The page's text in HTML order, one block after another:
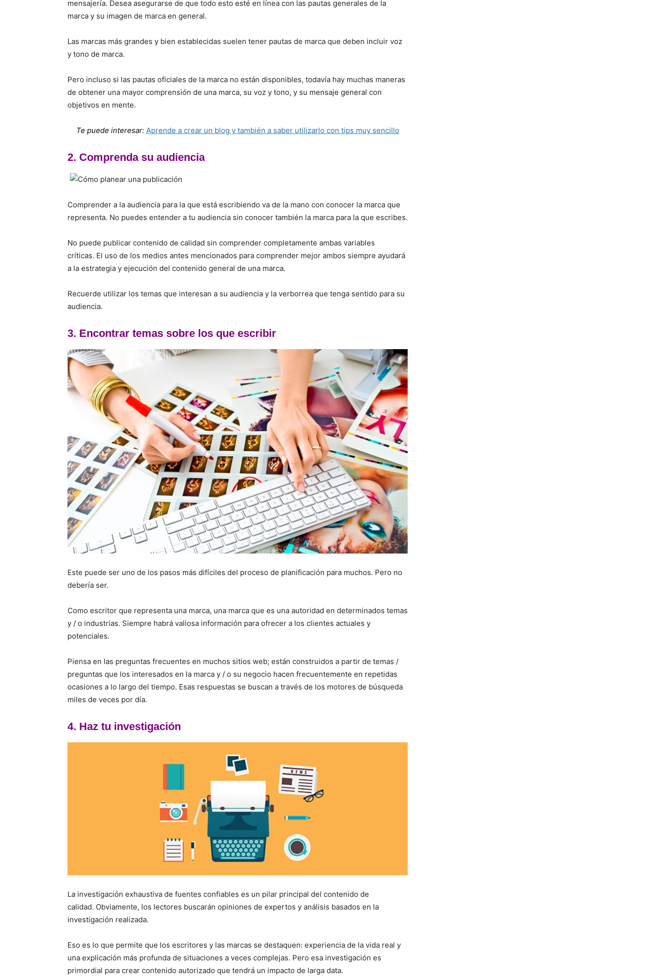
mensajería. Desea asegurarse de que todo esto esté en línea con las pautas generales de la
marca y su imagen de marca en general.
Las marcas más grandes y bien establecidas suelen tener pautas de marca que deben incluir voz
y tono de marca.
Pero incluso si las pautas oficiales de la marca no están disponibles, todavía hay muchas maneras
de obtener una mayor comprensión de una marca, su voz y tono, y su mensaje general con
objetivos en mente.
Te puede interesar: Aprende a crear un blog y también a saber utilizarlo con tips muy sencillo
2. Comprenda su audiencia
Comprender a la audiencia para la que está escribiendo va de la mano con conocer la marca que
representa. No puedes entender a tu audiencia sin conocer también la marca para la que escribes.
No puede publicar contenido de calidad sin comprender completamente ambas variables
críticas. El uso de los medios antes mencionados para comprender mejor ambos siempre ayudará
a la estrategia y ejecución del contenido general de una marca.
Recuerde utilizar los temas que interesan a su audiencia y la verborrea que tenga sentido para su
audiencia.
3. Encontrar temas sobre los que escribir
Este puede ser uno de los pasos más difíciles del proceso de planificación para muchos. Pero no
debería ser.
Como escritor que representa una marca, una marca que es una autoridad en determinados temas
y / o industrias. Siempre habrá valiosa información para ofrecer a los clientes actuales y
potenciales.
Piensa en las preguntas frecuentes en muchos sitios web; están construidos a partir de temas /
preguntas que los interesados ​​en la marca y / o su negocio hacen frecuentemente en repetidas
ocasiones a lo largo del tiempo. Esas respuestas se buscan a través de los motores de búsqueda
miles de veces por día.
4. Haz tu investigación
La investigación exhaustiva de fuentes confiables es un pilar principal del contenido de
calidad. Obviamente, los lectores buscarán opiniones de expertos y análisis basados ​​en la
investigación realizada.
Eso es lo que permite que los escritores y las marcas se destaquen: experiencia de la vida real y
una explicación más profunda de situaciones a veces complejas. Pero esa investigación es
primordial para crear contenido autorizado que tendrá un impacto de larga data.